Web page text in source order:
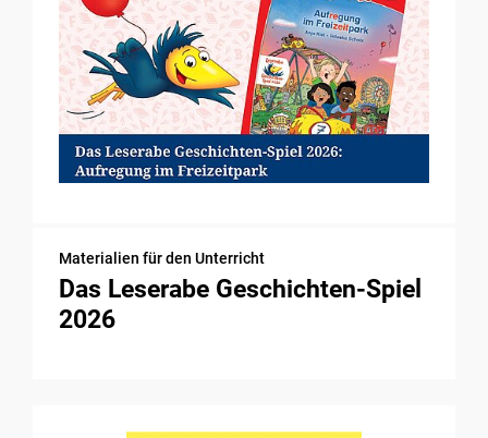
Materialien für den Unterricht
Das Leserabe Geschichten-Spiel
2026